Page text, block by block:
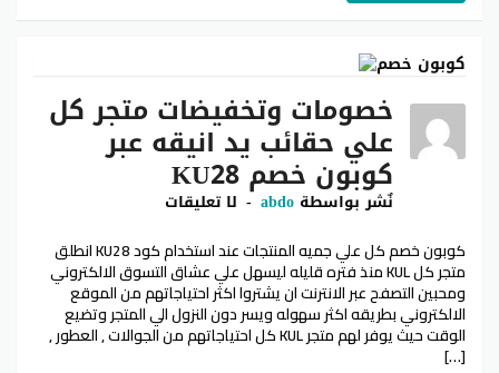
خصومات وتخفيضات متجر كل
علي حقائب يد انيقه عبر
كوبون خصم KU28
نٌشر بواسطة abdo لا تعليقات
كوبون خصم كل علي جميه المنتجات عند استخدام كود KU28 انطلق
متجر كل KUL منذ فتره قليله ليسهل علي عشاق التسوق الالكتروني
ومحبين التصفح عبر الانترنت ان يشتروا اكثر احتياجاتهم من الموقع
الالكتروني بطريقه اكثر سهوله ويسر دون النزول الي المتجر وتضيع
الوقت حيث يوفر لهم متجر KUL كل احتياجاتهم من الجوالات , العطور ,
[…]